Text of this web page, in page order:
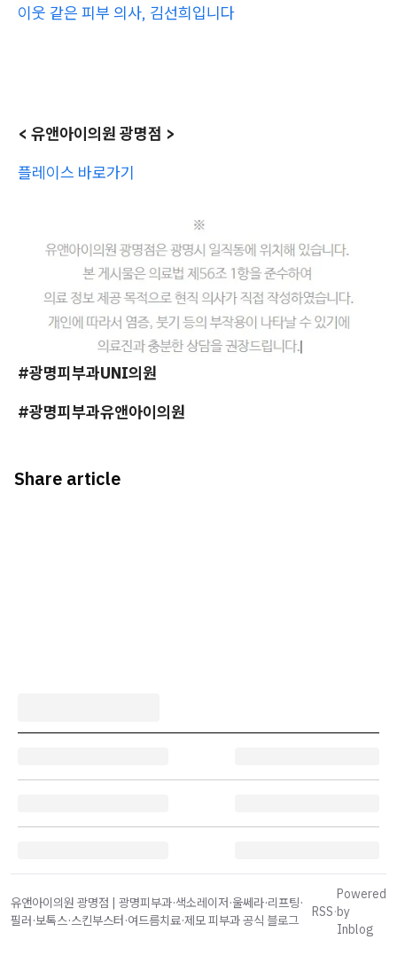
이웃 같은 피부 의사, 김선희입니다
< 유앤아이의원 광명점 >
플레이스 바로가기
#광명피부과UNI의원
#광명피부과유앤아이의원
Share article
유앤아이의원 광명점 | 광명피부과·색소레이저·울쎄라·리프팅·
필러·보톡스·스킨부스터·여드름치료·제모 피부과 공식 블로그
RSS·
Powered
by
Inblog